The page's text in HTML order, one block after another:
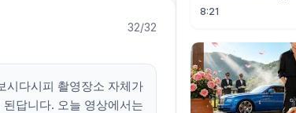
32/32
시다시피 촬영장소 자체가
답니다. 오늘 영상에서는
(PS5 + XBOX + PC)
8:21